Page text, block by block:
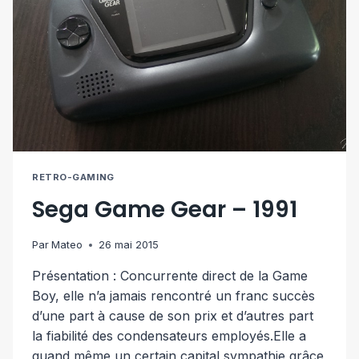
RETRO-GAMING
Sega Game Gear – 1991
Par Mateo 26 mai 2015
Présentation : Concurrente direct de la Game
Boy, elle n’a jamais rencontré un franc succès
d’une part à cause de son prix et d’autres part
la fiabilité des condensateurs employés.Elle a